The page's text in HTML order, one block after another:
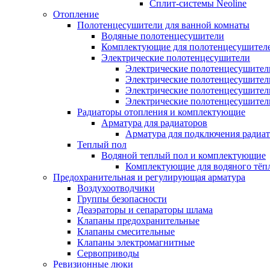
Сплит-системы Neoline
Отопление
Полотенцесушители для ванной комнаты
Водяные полотенцесушители
Комплектующие для
Электрические полотенцесушители
Электрические
Электрические
Электрические
Электрические
Радиаторы отопления и комплектующие
Арматура для радиаторов
Арматура для подключения
Теплый пол
Водяной теплый пол и комплектующие
Комплектующие для водяного
Предохранительная и регулирующая арматура
Воздухоотводчики
Группы безопасности
Деаэраторы и сепараторы шлама
Клапаны предохранительные
Клапаны смесительные
Клапаны электромагнитные
Сервоприводы
Ревизионные люки